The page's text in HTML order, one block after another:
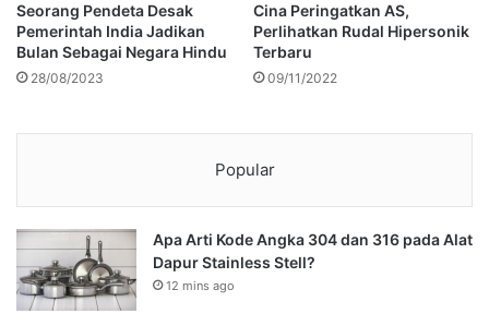
Seorang Pendeta Desak
Pemerintah India Jadikan
Bulan Sebagai Negara Hindu
28/08/2023
Cina Peringatkan AS,
Perlihatkan Rudal Hipersonik
Terbaru
09/11/2022
Popular
Apa Arti Kode Angka 304 dan 316 pada Alat
Dapur Stainless Stell?
12 mins ago